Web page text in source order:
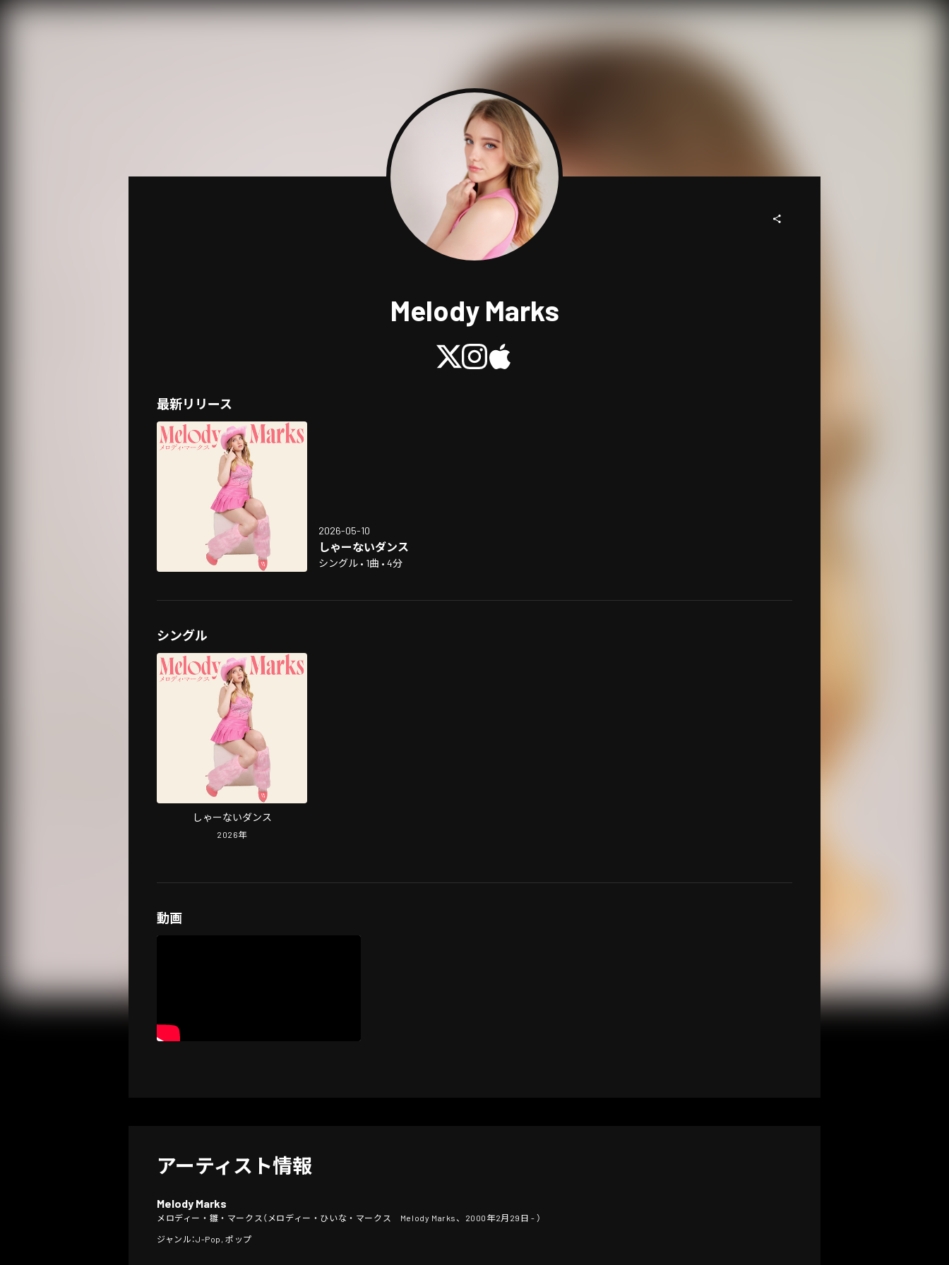
Melody Marks
最新リリース
2026-05-10
しゃーないダンス
シングル • 1曲 • 4分
シングル
しゃーないダンス
2026年
動画
アーティスト情報
Melody Marks
メロディー・雛・マークス（メロディー・ひいな・マークス Melody Marks、2000年2月29日 - ）
ジャンル：J-Pop, ポップ